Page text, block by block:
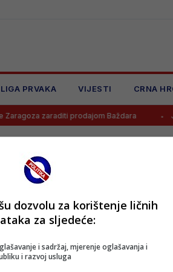
LIGA PRVAKA VIJESTI CRNA
zaraditi prodajom Baždara
dozvolu za korištenje ličnih
za sljedeće:
i sadržaj, mjerenje oglašavanja i
i razvoj usluga